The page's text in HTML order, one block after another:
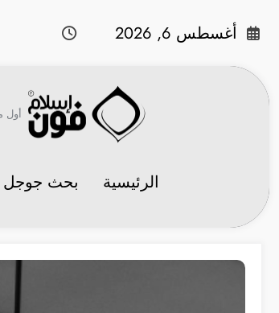
أغسطس 6, 2026
أول
الرئيسية بحث جوجل